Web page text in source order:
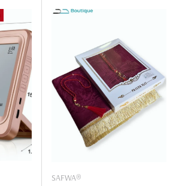
SAFWA®